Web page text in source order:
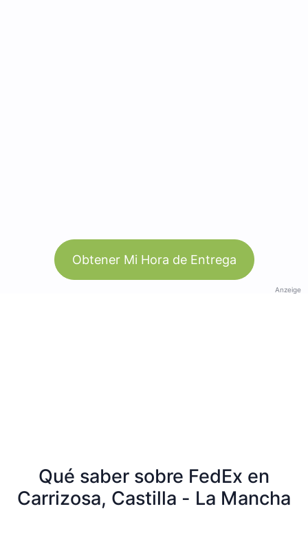
Obtener Mi Hora de Entrega
Anzeige
Qué saber sobre FedEx en
Carrizosa, Castilla - La Mancha